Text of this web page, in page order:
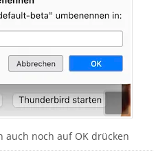
auch noch auf OK drücken